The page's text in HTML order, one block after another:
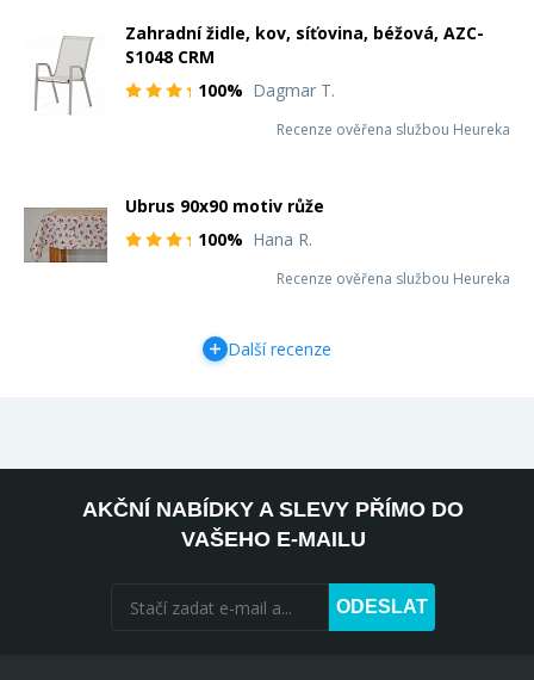
Zahradní židle, kov, síťovina, béžová, AZC-
S1048 CRM
100% Dagmar T.
Recenze ověřena službou Heureka
Ubrus 90x90 motiv růže
100% Hana R.
Recenze ověřena službou Heureka
Další recenze
AKČNÍ NABÍDKY A SLEVY PŘÍMO DO
VAŠEHO E-MAILU
ODESLAT